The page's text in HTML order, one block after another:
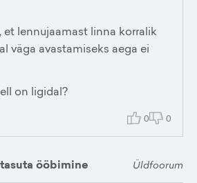
et lennujaamast linna korralik
väga avastamiseks aega ei
on ligidal?
0 0
ööbimine Üldfoorum